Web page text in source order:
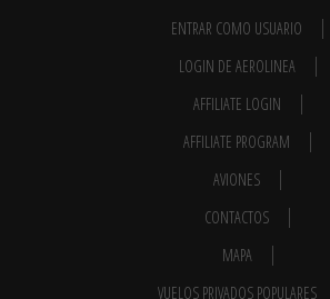
ENTRAR COMO USUARIO
LOGIN DE AEROLINEA
AFFILIATE LOGIN
AFFILIATE PROGRAM
AVIONES
CONTACTOS
MAPA
VUELOS PRIVADOS POPULARES